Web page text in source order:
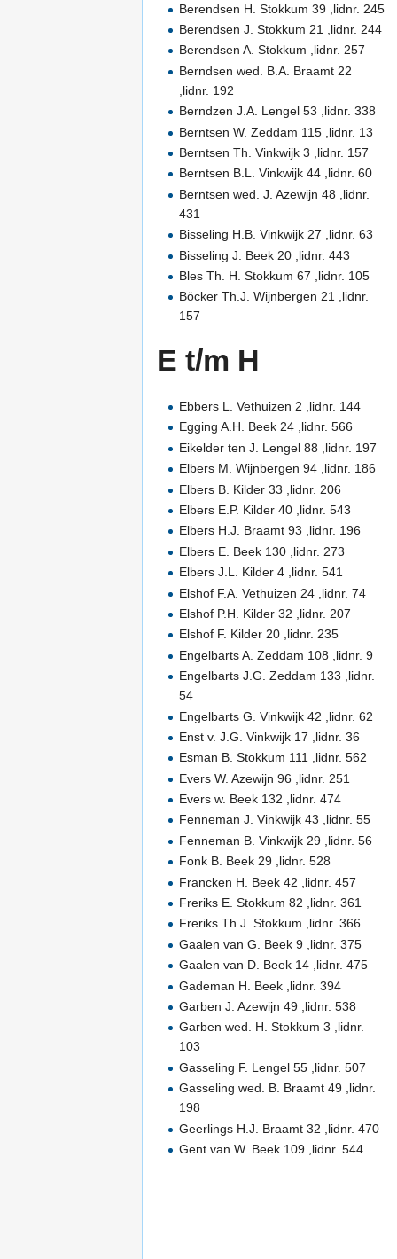
Berendsen H. Stokkum 39 ,lidnr. 245
Berendsen J. Stokkum 21 ,lidnr. 244
Berendsen A. Stokkum ,lidnr. 257
Berndsen wed. B.A. Braamt 22
,lidnr. 192
Berndzen J.A. Lengel 53 ,lidnr. 338
Berntsen W. Zeddam 115 ,lidnr. 13
Berntsen Th. Vinkwijk 3 ,lidnr. 157
Berntsen B.L. Vinkwijk 44 ,lidnr. 60
Berntsen wed. J. Azewijn 48 ,lidnr.
431
Bisseling H.B. Vinkwijk 27 ,lidnr. 63
Bisseling J. Beek 20 ,lidnr. 443
Bles Th. H. Stokkum 67 ,lidnr. 105
Böcker Th.J. Wijnbergen 21 ,lidnr.
157
E t/m H
Ebbers L. Vethuizen 2 ,lidnr. 144
Egging A.H. Beek 24 ,lidnr. 566
Eikelder ten J. Lengel 88 ,lidnr. 197
Elbers M. Wijnbergen 94 ,lidnr. 186
Elbers B. Kilder 33 ,lidnr. 206
Elbers E.P. Kilder 40 ,lidnr. 543
Elbers H.J. Braamt 93 ,lidnr. 196
Elbers E. Beek 130 ,lidnr. 273
Elbers J.L. Kilder 4 ,lidnr. 541
Elshof F.A. Vethuizen 24 ,lidnr. 74
Elshof P.H. Kilder 32 ,lidnr. 207
Elshof F. Kilder 20 ,lidnr. 235
Engelbarts A. Zeddam 108 ,lidnr. 9
Engelbarts J.G. Zeddam 133 ,lidnr.
54
Engelbarts G. Vinkwijk 42 ,lidnr. 62
Enst v. J.G. Vinkwijk 17 ,lidnr. 36
Esman B. Stokkum 111 ,lidnr. 562
Evers W. Azewijn 96 ,lidnr. 251
Evers w. Beek 132 ,lidnr. 474
Fenneman J. Vinkwijk 43 ,lidnr. 55
Fenneman B. Vinkwijk 29 ,lidnr. 56
Fonk B. Beek 29 ,lidnr. 528
Francken H. Beek 42 ,lidnr. 457
Freriks E. Stokkum 82 ,lidnr. 361
Freriks Th.J. Stokkum ,lidnr. 366
Gaalen van G. Beek 9 ,lidnr. 375
Gaalen van D. Beek 14 ,lidnr. 475
Gademan H. Beek ,lidnr. 394
Garben J. Azewijn 49 ,lidnr. 538
Garben wed. H. Stokkum 3 ,lidnr.
103
Gasseling F. Lengel 55 ,lidnr. 507
Gasseling wed. B. Braamt 49 ,lidnr.
198
Geerlings H.J. Braamt 32 ,lidnr. 470
Gent van W. Beek 109 ,lidnr. 544